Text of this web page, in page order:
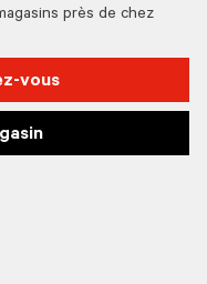
près de chez
vous